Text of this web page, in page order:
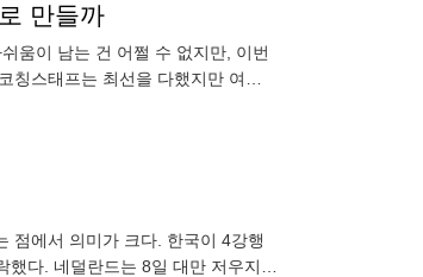
만들까
움이 남는 건 어쩔 수 없지만, 이번
스태프는 최선을 다했지만 여건
점에서 의미가 크다. 한국이 4강행
했다. 네덜란드는 8일 대만 저우지